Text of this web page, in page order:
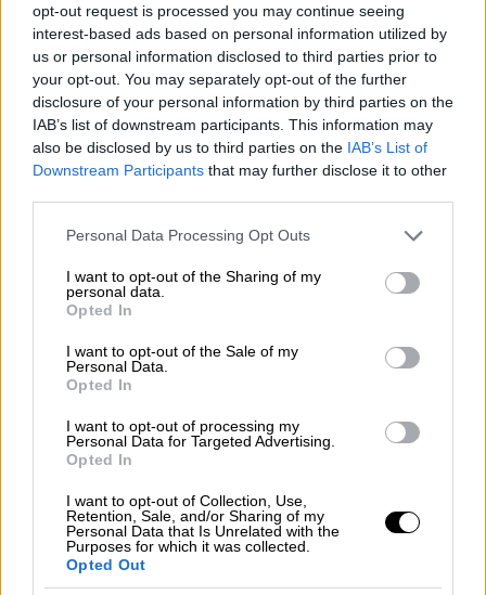
opt-out request is processed you may continue seeing
interest-based ads based on personal information utilized by
us or personal information disclosed to third parties prior to
your opt-out. You may separately opt-out of the further
disclosure of your personal information by third parties on the
IAB’s list of downstream participants. This information may
also be disclosed by us to third parties on the IAB’s List of
Downstream Participants that may further disclose it to other
Please note that this website/app uses one or more Google
not limited to your visit or usage behaviour. You may click to
grant or deny consent to Google and its third-party tags to
use your data for below specified purposes in below Google
consent section.
Personal Data Processing Opt Outs
I want to opt-out of the Sharing of my
personal data.
Opted In
I want to opt-out of the Sale of my
Personal Data.
Opted In
I want to opt-out of processing my
Personal Data for Targeted Advertising.
Opted In
I want to opt-out of Collection, Use,
Retention, Sale, and/or Sharing of my
Personal Data that Is Unrelated with the
Purposes for which it was collected.
Opted Out
Ως ωρομίσθιοι εκπαιδευτές στα Κέντρα
Εκπαίδευσης Ενηλίκων σε μαθήματα
Πολιτισμού και ιστορίας
Στην έκδοση ιστορικών αφιερωμάτων,
στη παραγωγή πολυμέσων για
εκπαιδευτικούς σκοπούς, στην
δημιουργία ιστοσελίδων και δικτυακών
τόπων πολιτιστικού περιεχομένου, σε
αρχεία και συλλογές, σε μουσεία,
ερευνητικά και πολιτιστικά ιδρύματα,
στην Ελλάδα και το Εξωτερικό.
ΤΕΚ823/16.07.2009 και
ΤΕΚ824/16.07.2009 επιστολές
διαβίβασε το ως άνω Π.Δ. στο
Υπουργείο Πολιτισμού και στο
Υπουργείο Εσωτερικών, αντίστοιχα
ώστε να προβούν σε σχετικές
ενέργειες.
Με την υπ. αριθ. ΤΕΚ532/06.06.2008